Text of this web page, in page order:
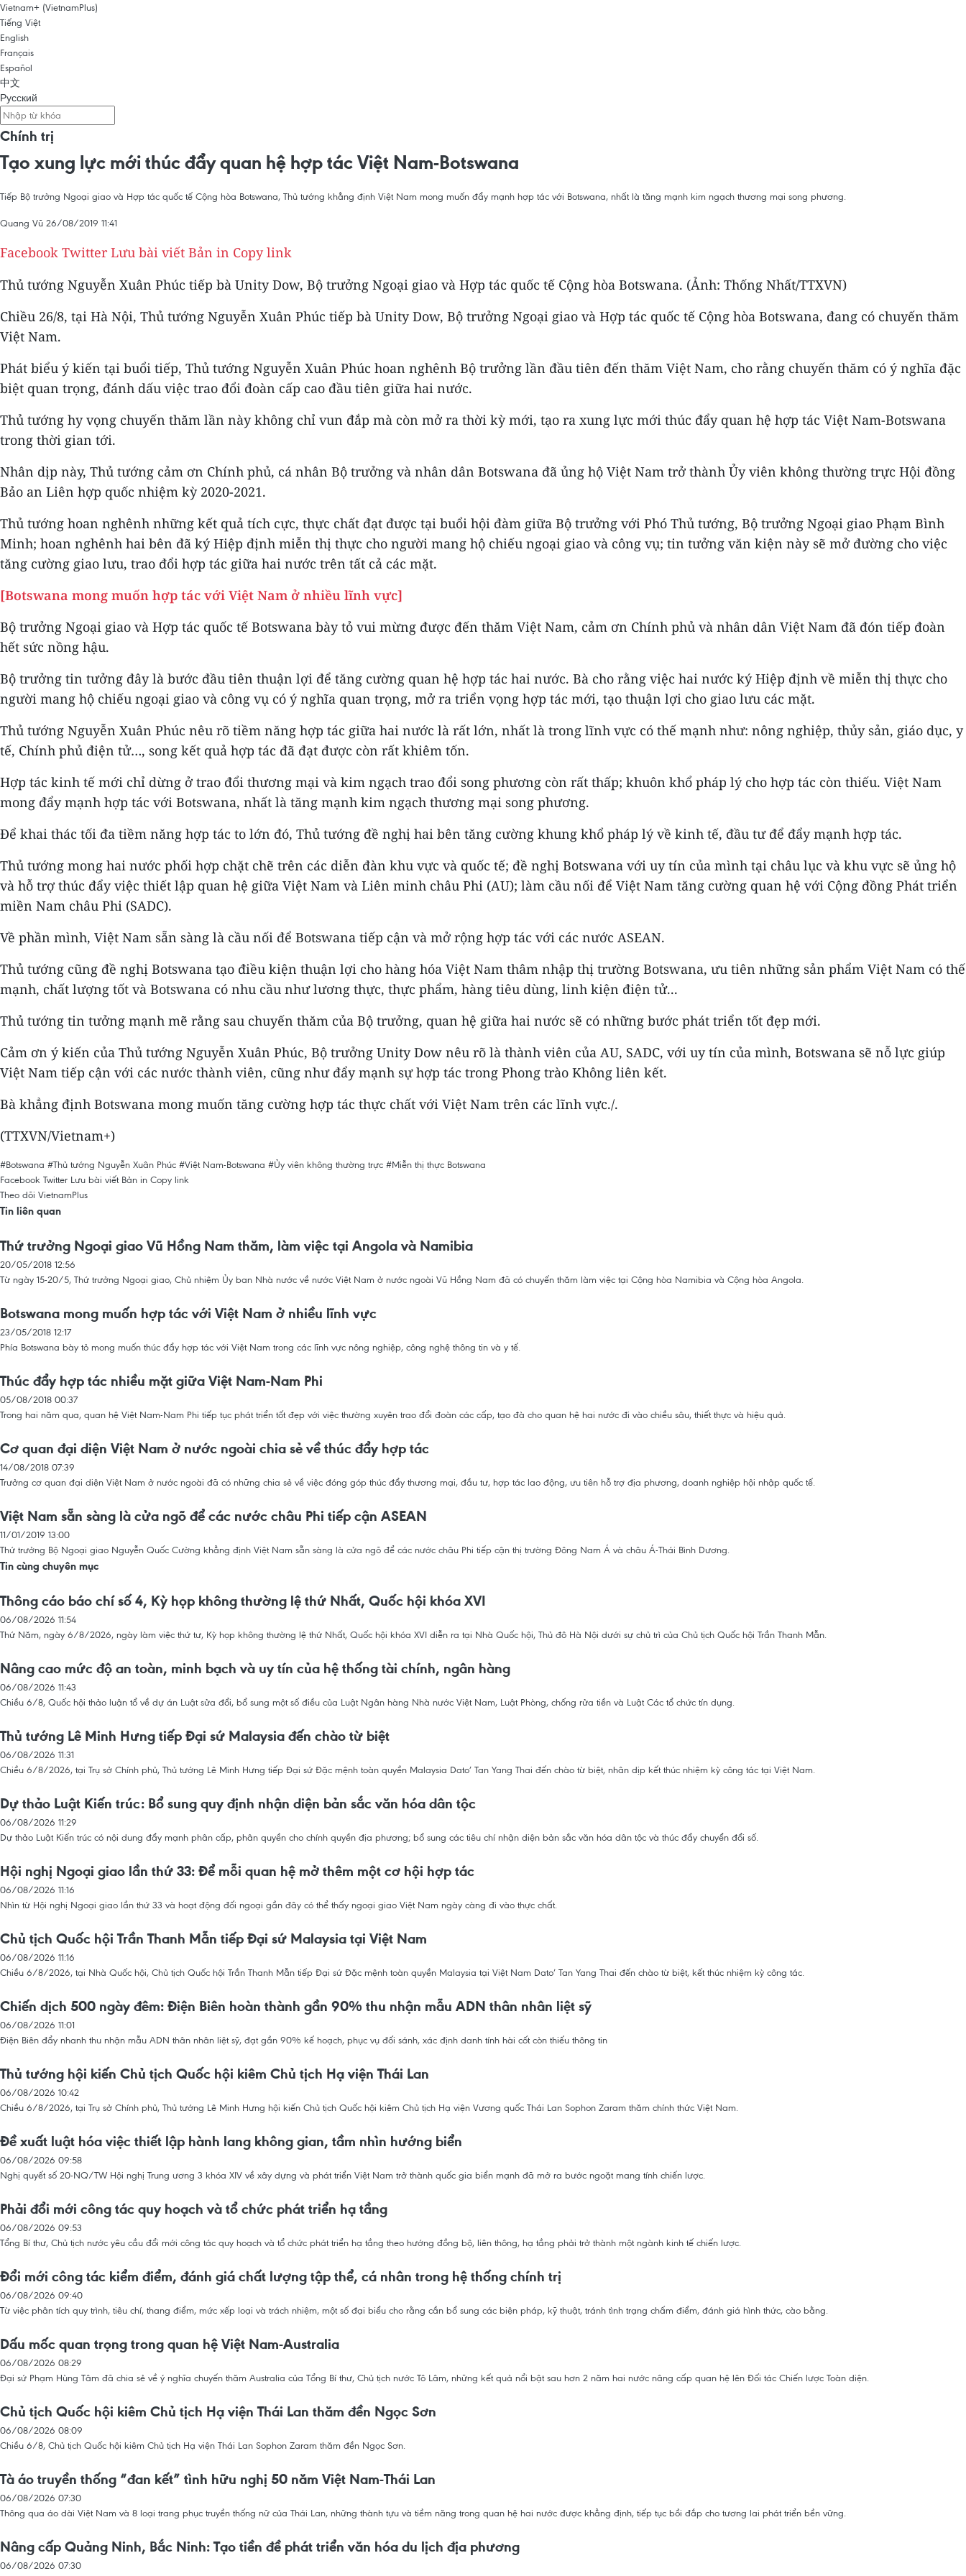
Vietnam+ (VietnamPlus)
Tiếng Việt
English
Français
Español
中文
Русский
Chính trị
Tạo xung lực mới thúc đẩy quan hệ hợp tác Việt Nam-Botswana
Tiếp Bộ trưởng Ngoại giao và Hợp tác quốc tế Cộng hòa Botswana, Thủ tướng khẳng định Việt Nam mong muốn đẩy mạnh hợp tác với Botswana, nhất là tăng mạnh kim ngạch thương mại song phương.
Quang Vũ 26/08/2019 11:41
Facebook Twitter Lưu bài viết Bản in Copy link
Thủ tướng Nguyễn Xuân Phúc tiếp bà Unity Dow, Bộ trưởng Ngoại giao và Hợp tác quốc tế Cộng hòa Botswana. (Ảnh: Thống Nhất/TTXVN)
Chiều 26/8, tại Hà Nội, Thủ tướng Nguyễn Xuân Phúc tiếp bà Unity Dow, Bộ trưởng Ngoại giao và Hợp tác quốc tế Cộng hòa Botswana, đang có chuyến thăm
Việt Nam.
Phát biểu ý kiến tại buổi tiếp, Thủ tướng Nguyễn Xuân Phúc hoan nghênh Bộ trưởng lần đầu tiên đến thăm Việt Nam, cho rằng chuyến thăm có ý nghĩa đặc
biệt quan trọng, đánh dấu việc trao đổi đoàn cấp cao đầu tiên giữa hai nước.
Thủ tướng hy vọng chuyến thăm lần này không chỉ vun đắp mà còn mở ra thời kỳ mới, tạo ra xung lực mới thúc đẩy quan hệ hợp tác Việt Nam-Botswana
trong thời gian tới.
Nhân dịp này, Thủ tướng cảm ơn Chính phủ, cá nhân Bộ trưởng và nhân dân Botswana đã ủng hộ Việt Nam trở thành Ủy viên không thường trực Hội đồng
Bảo an Liên hợp quốc nhiệm kỳ 2020-2021.
Thủ tướng hoan nghênh những kết quả tích cực, thực chất đạt được tại buổi hội đàm giữa Bộ trưởng với Phó Thủ tướng, Bộ trưởng Ngoại giao Phạm Bình
Minh; hoan nghênh hai bên đã ký Hiệp định miễn thị thực cho người mang hộ chiếu ngoại giao và công vụ; tin tưởng văn kiện này sẽ mở đường cho việc
tăng cường giao lưu, trao đổi hợp tác giữa hai nước trên tất cả các mặt.
[Botswana mong muốn hợp tác với Việt Nam ở nhiều lĩnh vực]
Bộ trưởng Ngoại giao và Hợp tác quốc tế Botswana bày tỏ vui mừng được đến thăm Việt Nam, cảm ơn Chính phủ và nhân dân Việt Nam đã đón tiếp đoàn
hết sức nồng hậu.
Bộ trưởng tin tưởng đây là bước đầu tiên thuận lợi để tăng cường quan hệ hợp tác hai nước. Bà cho rằng việc hai nước ký Hiệp định về miễn thị thực cho
người mang hộ chiếu ngoại giao và công vụ có ý nghĩa quan trọng, mở ra triển vọng hợp tác mới, tạo thuận lợi cho giao lưu các mặt.
Thủ tướng Nguyễn Xuân Phúc nêu rõ tiềm năng hợp tác giữa hai nước là rất lớn, nhất là trong lĩnh vực có thế mạnh như: nông nghiệp, thủy sản, giáo dục, y
tế, Chính phủ điện tử…, song kết quả hợp tác đã đạt được còn rất khiêm tốn.
Hợp tác kinh tế mới chỉ dừng ở trao đổi thương mại và kim ngạch trao đổi song phương còn rất thấp; khuôn khổ pháp lý cho hợp tác còn thiếu. Việt Nam
mong đẩy mạnh hợp tác với Botswana, nhất là tăng mạnh kim ngạch thương mại song phương.
Để khai thác tối đa tiềm năng hợp tác to lớn đó, Thủ tướng đề nghị hai bên tăng cường khung khổ pháp lý về kinh tế, đầu tư để đẩy mạnh hợp tác.
Thủ tướng mong hai nước phối hợp chặt chẽ trên các diễn đàn khu vực và quốc tế; đề nghị Botswana với uy tín của mình tại châu lục và khu vực sẽ ủng hộ
và hỗ trợ thúc đẩy việc thiết lập quan hệ giữa Việt Nam và Liên minh châu Phi (AU); làm cầu nối để Việt Nam tăng cường quan hệ với Cộng đồng Phát triển
miền Nam châu Phi (SADC).
Về phần mình, Việt Nam sẵn sàng là cầu nối để Botswana tiếp cận và mở rộng hợp tác với các nước ASEAN.
Thủ tướng cũng đề nghị Botswana tạo điều kiện thuận lợi cho hàng hóa Việt Nam thâm nhập thị trường Botswana, ưu tiên những sản phẩm Việt Nam có thế
mạnh, chất lượng tốt và Botswana có nhu cầu như lương thực, thực phẩm, hàng tiêu dùng, linh kiện điện tử...
Thủ tướng tin tưởng mạnh mẽ rằng sau chuyến thăm của Bộ trưởng, quan hệ giữa hai nước sẽ có những bước phát triển tốt đẹp mới.
Cảm ơn ý kiến của Thủ tướng Nguyễn Xuân Phúc, Bộ trưởng Unity Dow nêu rõ là thành viên của AU, SADC, với uy tín của mình, Botswana sẽ nỗ lực giúp
Việt Nam tiếp cận với các nước thành viên, cũng như đẩy mạnh sự hợp tác trong Phong trào Không liên kết.
Bà khẳng định Botswana mong muốn tăng cường hợp tác thực chất với Việt Nam trên các lĩnh vực./.
(TTXVN/Vietnam+)
#Botswana #Thủ tướng Nguyễn Xuân Phúc #Việt Nam-Botswana #Ủy viên không thường trực #Miễn thị thực Botswana
Facebook Twitter Lưu bài viết Bản in Copy link
Theo dõi VietnamPlus
Tin liên quan
Thứ trưởng Ngoại giao Vũ Hồng Nam thăm, làm việc tại Angola và Namibia
20/05/2018 12:56
Từ ngày 15-20/5, Thứ trưởng Ngoại giao, Chủ nhiệm Ủy ban Nhà nước về nước Việt Nam ở nước ngoài Vũ Hồng Nam đã có chuyến thăm làm việc tại Cộng hòa Namibia và Cộng hòa Angola.
Botswana mong muốn hợp tác với Việt Nam ở nhiều lĩnh vực
23/05/2018 12:17
Phía Botswana bày tỏ mong muốn thúc đẩy hợp tác với Việt Nam trong các lĩnh vực nông nghiệp, công nghệ thông tin và y tế.
Thúc đẩy hợp tác nhiều mặt giữa Việt Nam-Nam Phi
05/08/2018 00:37
Trong hai năm qua, quan hệ Việt Nam-Nam Phi tiếp tục phát triển tốt đẹp với việc thường xuyên trao đổi đoàn các cấp, tạo đà cho quan hệ hai nước đi vào chiều sâu, thiết thực và hiệu quả.
Cơ quan đại diện Việt Nam ở nước ngoài chia sẻ về thúc đẩy hợp tác
14/08/2018 07:39
Trưởng cơ quan đại diện Việt Nam ở nước ngoài đã có những chia sẻ về việc đóng góp thúc đẩy thương mại, đầu tư, hợp tác lao động, ưu tiên hỗ trợ địa phương, doanh nghiệp hội nhập quốc tế.
Việt Nam sẵn sàng là cửa ngõ để các nước châu Phi tiếp cận ASEAN
11/01/2019 13:00
Thứ trưởng Bộ Ngoại giao Nguyễn Quốc Cường khẳng định Việt Nam sẵn sàng là cửa ngõ để các nước châu Phi tiếp cận thị trường Đông Nam Á và châu Á-Thái Bình Dương.
Tin cùng chuyên mục
Thông cáo báo chí số 4, Kỳ họp không thường lệ thứ Nhất, Quốc hội khóa XVI
06/08/2026 11:54
Thứ Năm, ngày 6/8/2026, ngày làm việc thứ tư, Kỳ họp không thường lệ thứ Nhất, Quốc hội khóa XVI diễn ra tại Nhà Quốc hội, Thủ đô Hà Nội dưới sự chủ trì của Chủ tịch Quốc hội Trần Thanh Mẫn.
Nâng cao mức độ an toàn, minh bạch và uy tín của hệ thống tài chính, ngân hàng
06/08/2026 11:43
Chiều 6/8, Quốc hội thảo luận tổ về dự án Luật sửa đổi, bổ sung một số điều của Luật Ngân hàng Nhà nước Việt Nam, Luật Phòng, chống rửa tiền và Luật Các tổ chức tín dụng.
Thủ tướng Lê Minh Hưng tiếp Đại sứ Malaysia đến chào từ biệt
06/08/2026 11:31
Chiều 6/8/2026, tại Trụ sở Chính phủ, Thủ tướng Lê Minh Hưng tiếp Đại sứ Đặc mệnh toàn quyền Malaysia Dato’ Tan Yang Thai đến chào từ biệt, nhân dịp kết thúc nhiệm kỳ công tác tại Việt Nam.
Dự thảo Luật Kiến trúc: Bổ sung quy định nhận diện bản sắc văn hóa dân tộc
06/08/2026 11:29
Dự thảo Luật Kiến trúc có nội dung đẩy mạnh phân cấp, phân quyền cho chính quyền địa phương; bổ sung các tiêu chí nhận diện bản sắc văn hóa dân tộc và thúc đẩy chuyển đổi số.
Hội nghị Ngoại giao lần thứ 33: Để mỗi quan hệ mở thêm một cơ hội hợp tác
06/08/2026 11:16
Nhìn từ Hội nghị Ngoại giao lần thứ 33 và hoạt động đối ngoại gần đây có thể thấy ngoại giao Việt Nam ngày càng đi vào thực chất.
Chủ tịch Quốc hội Trần Thanh Mẫn tiếp Đại sứ Malaysia tại Việt Nam
06/08/2026 11:16
Chiều 6/8/2026, tại Nhà Quốc hội, Chủ tịch Quốc hội Trần Thanh Mẫn tiếp Đại sứ Đặc mệnh toàn quyền Malaysia tại Việt Nam Dato’ Tan Yang Thai đến chào từ biệt, kết thúc nhiệm kỳ công tác.
Chiến dịch 500 ngày đêm: Điện Biên hoàn thành gần 90% thu nhận mẫu ADN thân nhân liệt sỹ
06/08/2026 11:01
Điện Biên đẩy nhanh thu nhận mẫu ADN thân nhân liệt sỹ, đạt gần 90% kế hoạch, phục vụ đối sánh, xác định danh tính hài cốt còn thiếu thông tin
Thủ tướng hội kiến Chủ tịch Quốc hội kiêm Chủ tịch Hạ viện Thái Lan
06/08/2026 10:42
Chiều 6/8/2026, tại Trụ sở Chính phủ, Thủ tướng Lê Minh Hưng hội kiến Chủ tịch Quốc hội kiêm Chủ tịch Hạ viện Vương quốc Thái Lan Sophon Zaram thăm chính thức Việt Nam.
Đề xuất luật hóa việc thiết lập hành lang không gian, tầm nhìn hướng biển
06/08/2026 09:58
Nghị quyết số 20-NQ/TW Hội nghị Trung ương 3 khóa XIV về xây dựng và phát triển Việt Nam trở thành quốc gia biển mạnh đã mở ra bước ngoặt mang tính chiến lược.
Phải đổi mới công tác quy hoạch và tổ chức phát triển hạ tầng
06/08/2026 09:53
Tổng Bí thư, Chủ tịch nước yêu cầu đổi mới công tác quy hoạch và tổ chức phát triển hạ tầng theo hướng đồng bộ, liên thông, hạ tầng phải trở thành một ngành kinh tế chiến lược.
Đổi mới công tác kiểm điểm, đánh giá chất lượng tập thể, cá nhân trong hệ thống chính trị
06/08/2026 09:40
Từ việc phân tích quy trình, tiêu chí, thang điểm, mức xếp loại và trách nhiệm, một số đại biểu cho rằng cần bổ sung các biện pháp, kỹ thuật, tránh tình trạng chấm điểm, đánh giá hình thức, cào bằng.
Dấu mốc quan trọng trong quan hệ Việt Nam-Australia
06/08/2026 08:29
Đại sứ Phạm Hùng Tâm đã chia sẻ về ý nghĩa chuyến thăm Australia của Tổng Bí thư, Chủ tịch nước Tô Lâm, những kết quả nổi bật sau hơn 2 năm hai nước nâng cấp quan hệ lên Đối tác Chiến lược Toàn diện.
Chủ tịch Quốc hội kiêm Chủ tịch Hạ viện Thái Lan thăm đền Ngọc Sơn
06/08/2026 08:09
Chiều 6/8, Chủ tịch Quốc hội kiêm Chủ tịch Hạ viện Thái Lan Sophon Zaram thăm đền Ngọc Sơn.
Tà áo truyền thống “đan kết” tình hữu nghị 50 năm Việt Nam-Thái Lan
06/08/2026 07:30
Thông qua áo dài Việt Nam và 8 loại trang phục truyền thống nữ của Thái Lan, những thành tựu và tiềm năng trong quan hệ hai nước được khẳng định, tiếp tục bồi đắp cho tương lai phát triển bền vững.
Nâng cấp Quảng Ninh, Bắc Ninh: Tạo tiền đề phát triển văn hóa du lịch địa phương
06/08/2026 07:30